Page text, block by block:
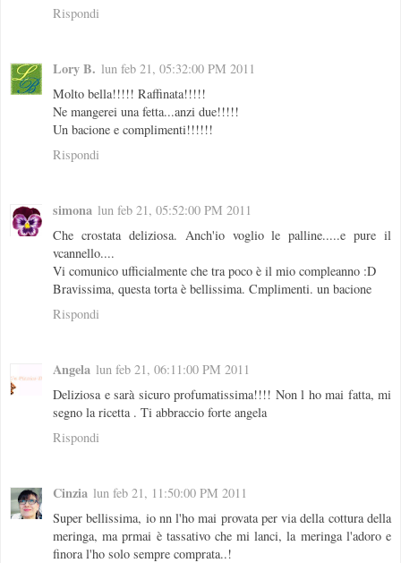
Rispondi
Lory B. lun feb 21, 05:32:00 PM 2011
Molto bella!!!!! Raffinata!!!!!
Ne mangerei una fetta...anzi due!!!!!
Un bacione e complimenti!!!!!!
Rispondi
simona lun feb 21, 05:52:00 PM 2011
Che crostata deliziosa. Anch'io voglio le palline.....e pure il
vcannello....
Vi comunico ufficialmente che tra poco è il mio compleanno :D
Bravissima, questa torta è bellissima. Cmplimenti. un bacione
Rispondi
Angela lun feb 21, 06:11:00 PM 2011
Deliziosa e sarà sicuro profumatissima!!!! Non l ho mai fatta, mi
segno la ricetta . Ti abbraccio forte angela
Rispondi
Cinzia lun feb 21, 11:50:00 PM 2011
Super bellissima, io nn l'ho mai provata per via della cottura della
meringa, ma prmai è tassativo che mi lanci, la meringa l'adoro e
finora l'ho solo sempre comprata..!